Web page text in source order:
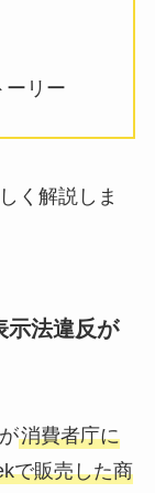
ーリー
く解説しま
示法違反が
消費者庁に
で販売した商